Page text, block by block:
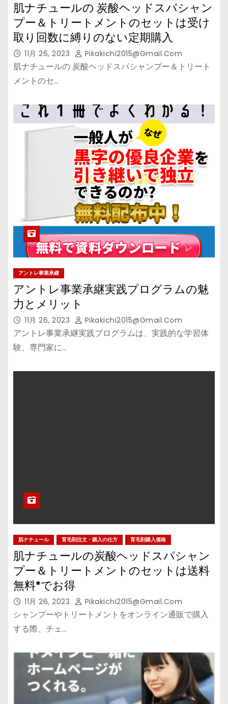
肌ナチュールの 炭酸ヘッドスパシャン
プー＆トリートメントのセットは受け
取り回数に縛りのない定期購入
11月 26, 2023 Pikakichi2015@gmail.com
肌ナチュールの 炭酸ヘッドスパシャンプー＆トリート
メントのセ…
アントレ事業承継
アントレ事業承継実践プログラムの魅
力とメリット
11月 26, 2023 Pikakichi2015@gmail.com
アントレ事業承継実践プログラムは、実践的な学習体
験、専門家に…
肌ナチュール 育毛剤注文・購入の仕方 育毛剤購入価格
肌ナチュールの炭酸ヘッドスパシャン
プー＆トリートメントのセットは送料
無料*でお得
11月 26, 2023 Pikakichi2015@gmail.com
シャンプーやトリートメントをオンライン通販で購入
する際、チェ…